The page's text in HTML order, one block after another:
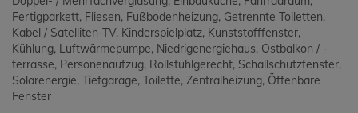
Fertigparkett Fliesen Fußbodenheizung Getrennte Toiletten
Kabel / Satelliten-TV Kinderspielplatz Kunststofffenster
Kühlung Luftwärmepumpe Niedrigenergiehaus Ostbalkon / -
terrasse Personenaufzug Rollstuhlgerecht Schallschutzfenster
Solarenergie Tiefgarage Toilette Zentralheizung Öffenbare
Fenster